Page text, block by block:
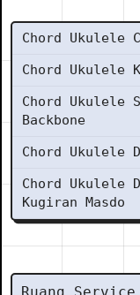
Chord Ukulele
Chord Ukulele
Chord Ukulele
Backbone
Chord Ukulele
Chord Ukulele
Kugiran Masdo